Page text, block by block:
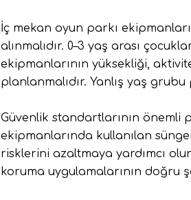
İç mekan oyun parkı
alınmalıdır. 0–3 yaş arası
ekipmanlarının yüksekliği,
planlanmalıdır. Yanlış yaş
Güvenlik standartlarının önemli
ekipmanlarında kullanılan
risklerini azaltmaya yardımcı
koruma uygulamalarının doğru